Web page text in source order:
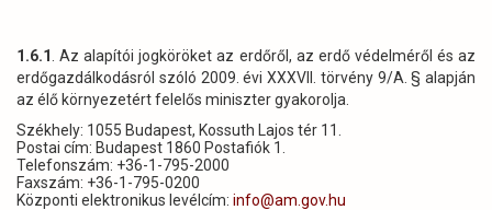
1.6.1
. Az alapítói jogköröket az erdőről, az erdő védelméről és az
erdőgazdálkodásról szóló 2009. évi XXXVII. törvény 9/A. § alapján
az élő környezetért felelős minisztergyakorolja.
Székhely: 1055 Budapest, Kossuth Lajos tér 11.
Postai cím: Budapest 1860 Postafiók 1.
Telefonszám: +36-1-795-2000
Faxszám: +36-1-795-0200
Központi elektronikus levélcím: info@am.gov.hu